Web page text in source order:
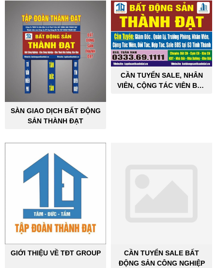
SÀN GIAO DỊCH BẤT ĐỘNG
SẢN THÀNH ĐẠT
CẦN TUYỂN SALE, NHÂN
VIÊN, CỘNG TÁC VIÊN BẤT
GIỚI THIỆU VỀ TĐT GROUP
CẦN TUYỂN SALE BẤT
ĐỘNG SẢN CÔNG NGHIỆP